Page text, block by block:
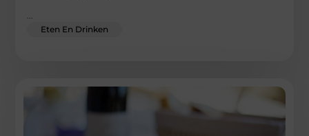
...
Eten En Drinken